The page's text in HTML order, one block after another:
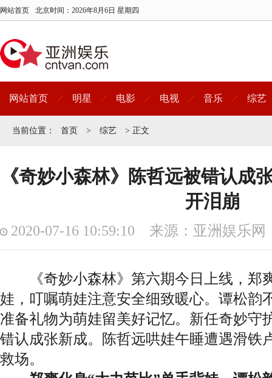
网站首页 北京时间： 2026年8月6日 星期四
网站首页 明星 电影 电视 音乐 综艺
当前位置： 首页 > 综艺 > 正文
《奇妙小森林》陈哲远被错认成
开泪崩
2020-07-16 10:59:10 来源：亚洲娱乐网
《奇妙小森林》第六期今日上线， 郑
娃，叮嘱萌娃注意安全细致暖心。谭松韵
准备礼物为萌娃留美好记忆。新任奇妙守
错认成张新成。陈哲远哄娃午睡遭遇滑铁
救场。